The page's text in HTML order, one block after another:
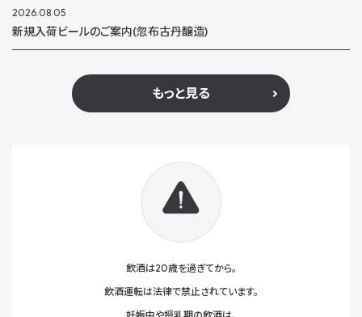
2026.08.05
新規入荷ビールのご案内(忽布古丹醸造)
もっと見る
飲酒は20歳を過ぎてから。
飲酒運転は法律で禁止されています。